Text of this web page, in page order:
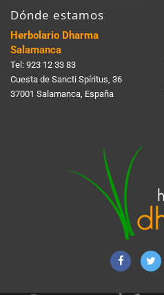
Dónde estamos
Herbolario Dharma
Salamanca
Tel: 923 12 33 83
Cuesta de Sancti Spí­ritus, 36
37001 Salamanca, España